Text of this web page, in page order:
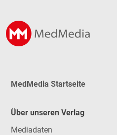
MedMedia Startseite
Über unseren Verlag
Mediadaten